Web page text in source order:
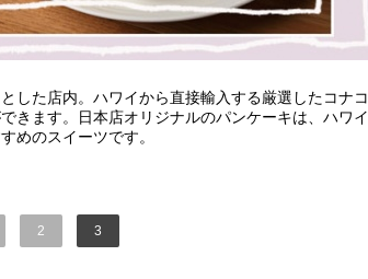
した店内。ハワイから直接輸入する厳選したコナコ
きます。日本店オリジナルのパンケーキは、ハワイ
めのスイーツです。
2 3